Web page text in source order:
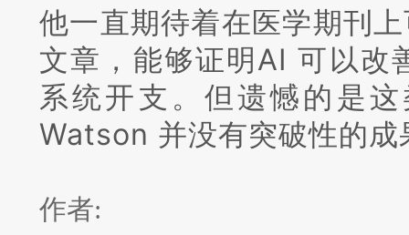
他一直期待着在医学期刊
文章，能够证明AI 可以改
系统开支。 但遗憾的是
Watson 并没有突破性的成
作者: